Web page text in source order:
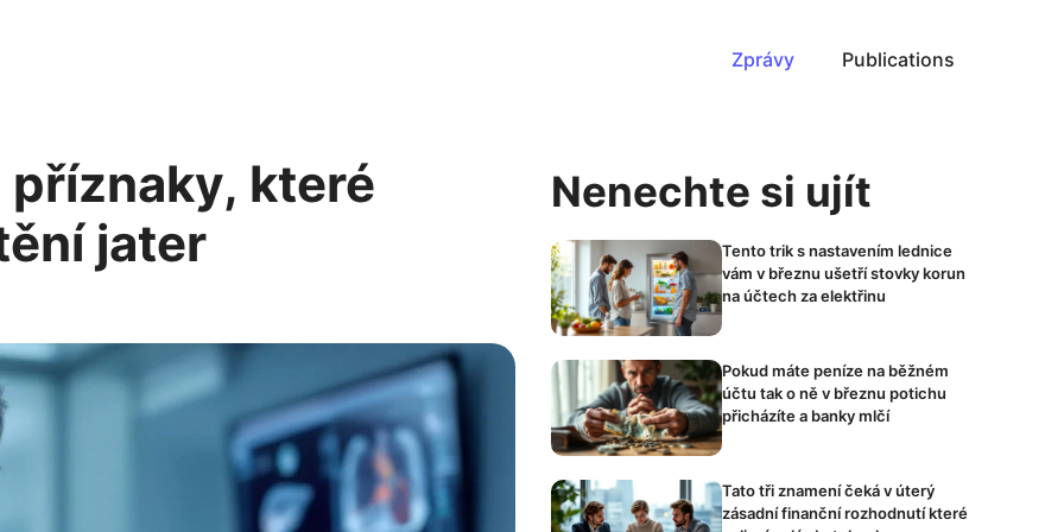
Zprávy Publications
které
jater
Nenechte si ujít
Tento trik s nastavením lednice
vám v březnu ušetří stovky korun
na účtech za elektřinu
Pokud máte peníze na běžném
účtu tak o ně v březnu potichu
přicházíte a banky mlčí
Tato tři znamení čeká v úterý
zásadní finanční rozhodnutí které